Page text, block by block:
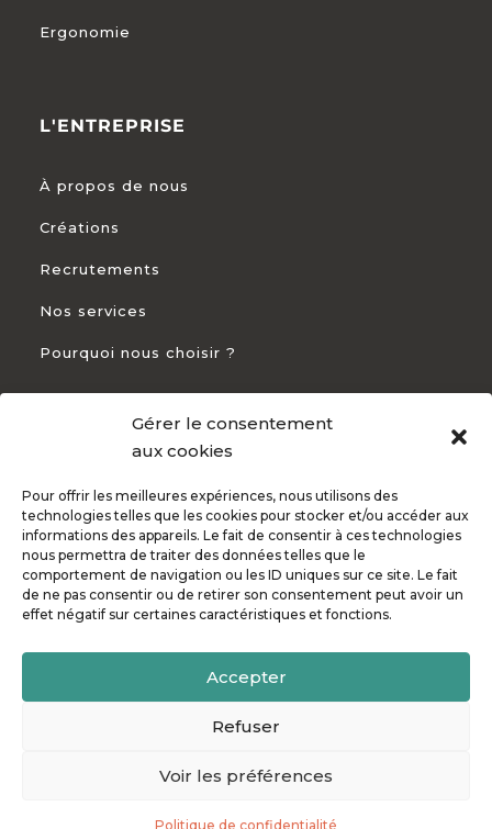
Gérer le consentement
aux cookies
Pour offrir les meilleures expériences, nous utilisons des
technologies telles que les cookies pour stocker et/ou accéder aux
informations des appareils. Le fait de consentir à ces technologies
nous permettra de traiter des données telles que le
comportement de navigation ou les ID uniques sur ce site. Le fait
de ne pas consentir ou de retirer son consentement peut avoir un
effet négatif sur certaines caractéristiques et fonctions.
Accepter
Refuser
Voir les préférences
Politique de confidentialité
Ergonomie
L'ENTREPRISE
À propos de nous
Créations
Recrutements
Nos services
Pourquoi nous choisir ?
CONTACT
 +33 5 54 54 93 94
 82 Rte de Bayonne 31300 Toulouse
© Copyright Mindflurry 2010 - 2026. Made ❤ with by
Politique de confidentialité